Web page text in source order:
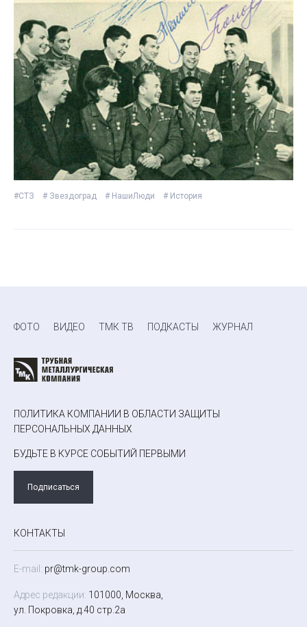
#СТЗ # Звездоград # НашиЛюди # История
ФОТО ВИДЕО ТМК ТВ ПОДКАСТЫ ЖУРНАЛ
ПОЛИТИКА КОМПАНИИ В ОБЛАСТИ ЗАЩИТЫ
ПЕРСОНАЛЬНЫХ ДАННЫХ
БУДЬТЕ В КУРСЕ СОБЫТИЙ ПЕРВЫМИ
Подписаться
КОНТАКТЫ
E-mail: pr@tmk-group.com
Адрес редакции: 101000, Москва,
ул. Покровка, д.40 стр.2а